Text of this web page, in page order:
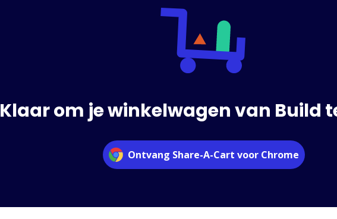
Klaar om je winkelwagen van Build
Ontvang Share-A-Cart voor Chrome